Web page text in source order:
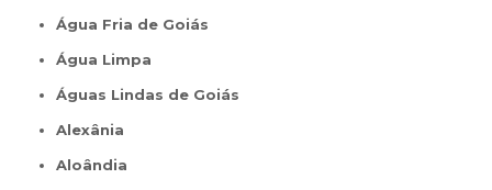
Água Fria de Goiás
Água Limpa
Águas Lindas de Goiás
Alexânia
Aloândia